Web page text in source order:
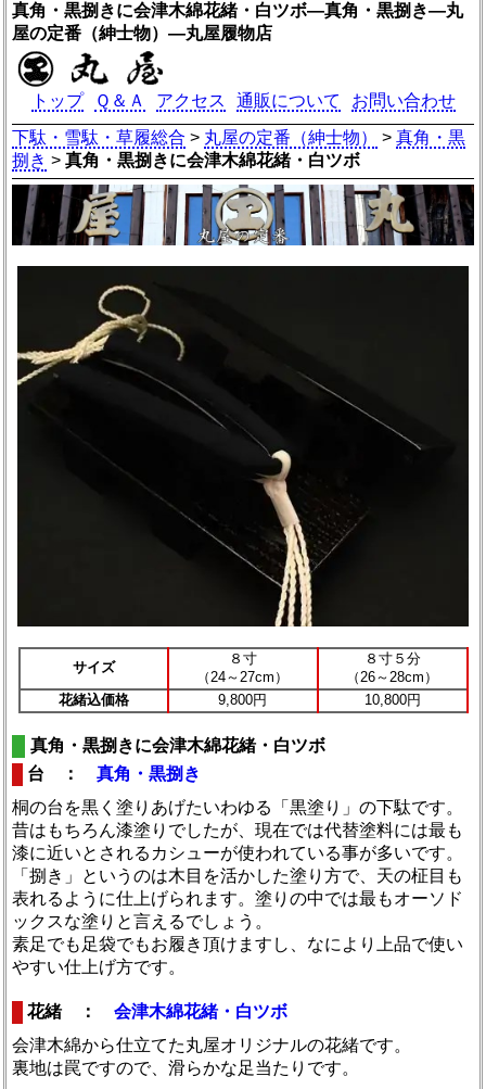
真角・黒捌きに会津木綿花緒・白ツボ―真角・黒捌き―丸
屋の定番（紳士物）―丸屋履物店
トップ Ｑ＆Ａ アクセス 通販について
お問い合わせ
下駄・雪駄・草履総合 > 丸屋の定番（紳士物） >真角・黒
捌き >真角・黒捌きに会津木綿花緒・白ツボ
サイズ
８寸
（24～27cm）
８寸５分
（26～28cm）
花緒込価格
9,800円 10,800円
真角・黒捌きに会津木綿花緒・白ツボ
台 ：真角・黒捌き
桐の台を黒く塗りあげたいわゆる「黒塗り」の下駄です。
昔はもちろん漆塗りでしたが、現在では代替塗料には最も
漆に近いとされるカシューが使われている事が多いです。
「捌き」というのは木目を活かした塗り方で、天の柾目も
表れるように仕上げられます。塗りの中では最もオーソド
ックスな塗りと言えるでしょう。
素足でも足袋でもお履き頂けますし、なにより上品で使い
やすい仕上げ方です。
花緒 ：会津木綿花緒・白ツボ
会津木綿から仕立てた丸屋オリジナルの花緒です。
裏地は罠ですので、滑らかな足当たりです。